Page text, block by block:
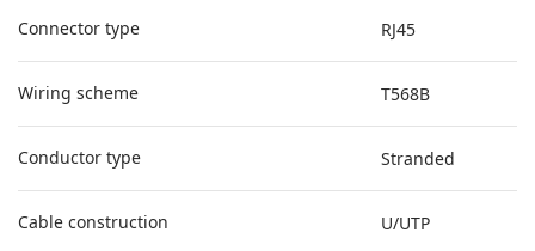
Connector type RJ45
Wiring scheme T568B
Conductor type Stranded
Cable construction U/UTP